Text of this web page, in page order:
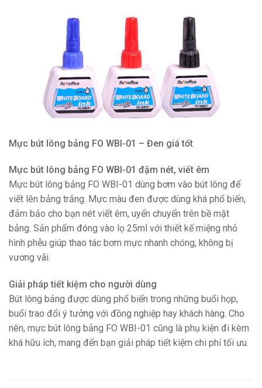
Mực bút lông bảng FO WBI-01 – Đen giá tốt
Mực bút lông bảng FO WBI-01 đậm nét, viết êm
Mực bút lông bảng FO WBI-01 dùng bơm vào bút lông để
viết lên bảng trắng. Mực màu đen được dùng khá phổ biến,
đảm bảo cho bạn nét viết êm, uyển chuyển trên bề mặt
bảng. Sản phẩm đóng vào lọ 25ml với thiết kế miệng nhỏ
hình phễu giúp thao tác bơm mực nhanh chóng, không bị
vương vãi.
Giải pháp tiết kiệm cho người dùng
Bút lông bảng được dùng phổ biến trong những buổi họp,
buổi trao đổi ý tưởng với đồng nghiệp hay khách hàng. Cho
nên, mực bút lông bảng FO WBI-01 cũng là phụ kiện đi kèm
khá hữu ích, mang đến bạn giải pháp tiết kiệm chi phí tối ưu.